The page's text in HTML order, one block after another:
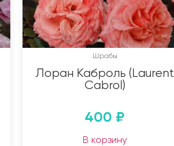
Шрабы
Лоран Каброль (Laurent
Cabrol)
400 ₽
В корзину